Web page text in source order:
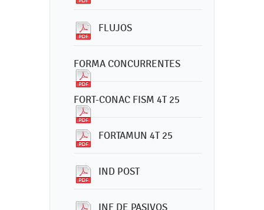
FLUJOS
FORMA CONCURRENTES
FORT-CONAC FISM 4T 25
FORTAMUN 4T 25
IND POST
INF DE PASIVOS